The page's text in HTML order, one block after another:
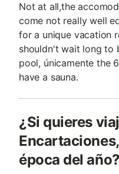
Not at all,the
come not really well
for a unique vacation
shouldn't wait long to
pool, únicamente the
have a sauna.
¿Si quieres
época del año?